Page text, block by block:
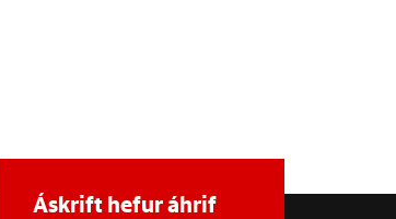
Áskrift hefur áhrif